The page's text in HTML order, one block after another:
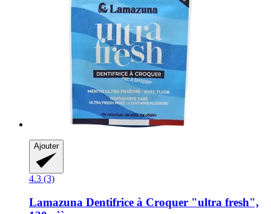
Ajouter
4.3 (3)
Lamazuna Dentifrice à Croquer "ultra fresh",